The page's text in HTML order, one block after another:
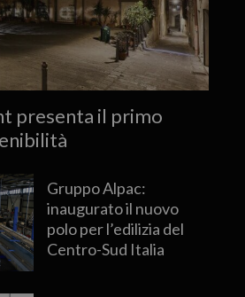
presenta il primo
Gruppo Alpac:
inaugurato il nuovo
polo per l’edilizia del
Centro-Sud Italia